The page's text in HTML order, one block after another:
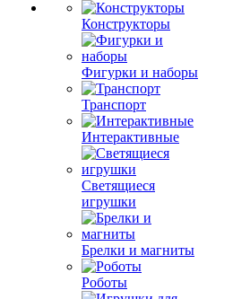
Конструкторы
Фигурки и наборы
Транспорт
Интерактивные
Светящиеся
игрушки
Брелки и магниты
Роботы